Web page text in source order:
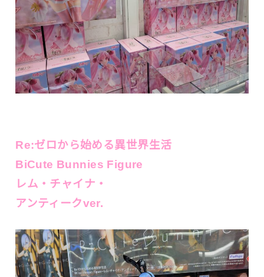
Re:ゼロから始める異世界生活
BiCute Bunnies Figure
レム・チャイナ・
アンティークver.